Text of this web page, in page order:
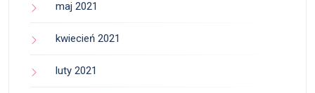
maj 2021
kwiecień 2021
luty 2021